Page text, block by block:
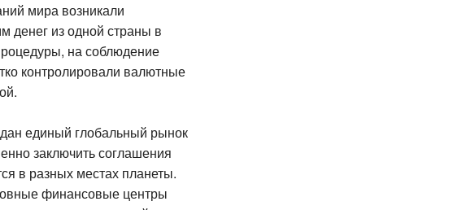
мира возникали
денег из одной страны в
на соблюдение
контролировали валютные
единый глобальный рынок
заключить соглашения
в разных местах планеты.
финансовые центры